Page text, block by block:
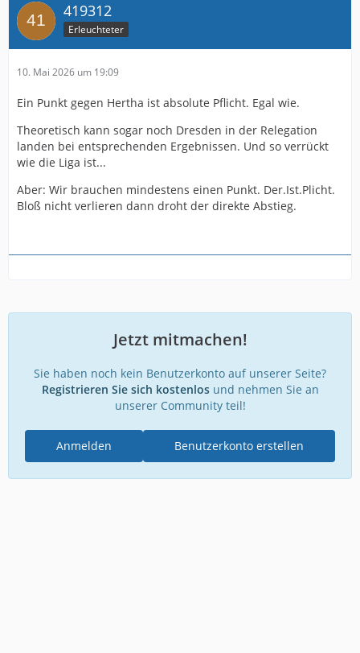
419312
Erleuchteter
10. Mai 2026 um 19:09
Ein Punkt gegen Hertha ist absolute Pflicht. Egal wie.
Theoretisch kann sogar noch Dresden in der Relegation
landen bei entsprechenden Ergebnissen. Und so verrückt
wie die Liga ist...
Aber: Wir brauchen mindestens einen Punkt. Der.Ist.Plicht.
Bloß nicht verlieren dann droht der direkte Abstieg.
Jetzt mitmachen!
Sie haben noch kein Benutzerkonto auf unserer Seite?
Registrieren Sie sich kostenlosund nehmen Sie an
unserer Community teil!
Benutzerkonto erstellen
Anmelden